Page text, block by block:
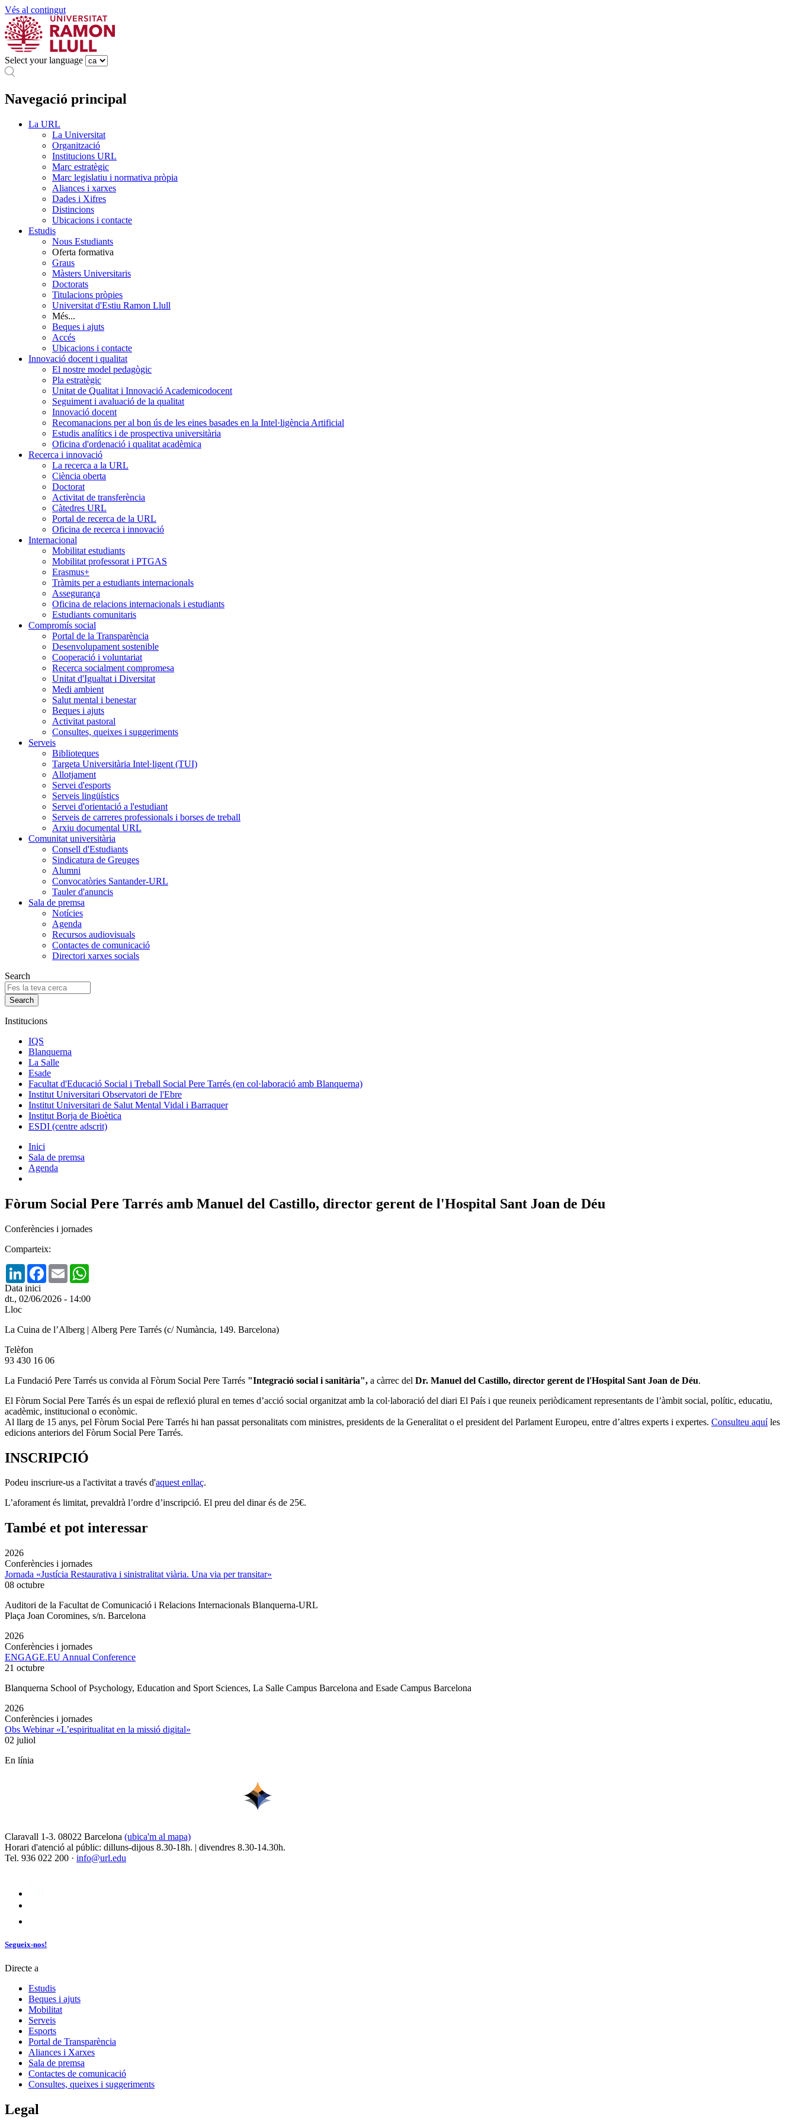
Vés al contingut
Select your language
Navegació principal
La URL
La Universitat
Organització
Institucions URL
Marc estratègic
Marc legislatiu i normativa pròpia
Aliances i xarxes
Dades i Xifres
Distincions
Ubicacions i contacte
Estudis
Nous Estudiants
Oferta formativa
Graus
Màsters Universitaris
Doctorats
Titulacions pròpies
Universitat d'Estiu Ramon Llull
Més...
Beques i ajuts
Accés
Ubicacions i contacte
Innovació docent i qualitat
El nostre model pedagògic
Pla estratègic
Unitat de Qualitat i Innovació Academicodocent
Seguiment i avaluació de la qualitat
Innovació docent
Recomanacions per al bon ús de les eines basades en la Intel·ligència Artificial
Estudis analítics i de prospectiva universitària
Oficina d'ordenació i qualitat acadèmica
Recerca i innovació
La recerca a la URL
Ciència oberta
Doctorat
Activitat de transferència
Càtedres URL
Portal de recerca de la URL
Oficina de recerca i innovació
Internacional
Mobilitat estudiants
Mobilitat professorat i PTGAS
Erasmus+
Tràmits per a estudiants internacionals
Assegurança
Oficina de relacions internacionals i estudiants
Estudiants comunitaris
Compromís social
Portal de la Transparència
Desenvolupament sostenible
Cooperació i voluntariat
Recerca socialment compromesa
Unitat d'Igualtat i Diversitat
Medi ambient
Salut mental i benestar
Beques i ajuts
Activitat pastoral
Consultes, queixes i suggeriments
Serveis
Biblioteques
Targeta Universitària Intel·ligent (TUI)
Allotjament
Servei d'esports
Serveis lingüístics
Servei d'orientació a l'estudiant
Serveis de carreres professionals i borses de treball
Arxiu documental URL
Comunitat universitària
Consell d'Estudiants
Sindicatura de Greuges
Alumni
Convocatòries Santander-URL
Tauler d'anuncis
Sala de premsa
Notícies
Agenda
Recursos audiovisuals
Contactes de comunicació
Directori xarxes socials
Search
Institucions
IQS
Blanquerna
La Salle
Esade
Facultat d'Educació Social i Treball Social Pere Tarrés (en col·laboració amb Blanquerna)
Institut Universitari Observatori de l'Ebre
Institut Universitari de Salut Mental Vidal i Barraquer
Institut Borja de Bioètica
ESDI (centre adscrit)
Inici
Sala de premsa
Agenda
Fòrum Social Pere Tarrés amb Manuel del Castillo, director gerent de l'Hospital Sant Joan de Déu
Conferències i jornades
Comparteix:
LinkedInFacebook
Email
Data inici
dt., 02/06/2026 - 14:00
Lloc
La Cuina de l’Alberg | Alberg Pere Tarrés (c/ Numància, 149. Barcelona)
Telèfon
93 430 16 06
La Fundació Pere Tarrés us convida al Fòrum Social Pere Tarrés "Integració social i sanitària", a càrrec del Dr. Manuel del Castillo, director gerent de l'Hospital Sant Joan de Déu.
El Fòrum Social Pere Tarrés és un espai de reflexió plural en temes d’acció social organitzat amb la col·laboració del diari El País i que reuneix periòdicament representants de l’àmbit social, polític, educatiu,
acadèmic, institucional o econòmic.
Al llarg de 15 anys, pel Fòrum Social Pere Tarrés hi han passat personalitats com ministres, presidents de la Generalitat o el president del Parlament Europeu, entre d’altres experts i expertes. Consulteu aquíles
edicions anteriors del Fòrum Social Pere Tarrés.
INSCRIPCIÓ
Podeu inscriure-us a l'activitat a través d'aquest enllaç.
L’aforament és limitat, prevaldrà l’ordre d’inscripció. El preu del dinar és de 25€.
També et pot interessar
2026
Conferències i jornades
Jornada «Justícia Restaurativa i sinistralitat viària. Una via per transitar»
08 octubre
Auditori de la Facultat de Comunicació i Relacions Internacionals Blanquerna-URL
Plaça Joan Coromines, s/n. Barcelona
2026
Conferències i jornades
ENGAGE.EU Annual Conference
21 octubre
Blanquerna School of Psychology, Education and Sport Sciences, La Salle Campus Barcelona and Esade Campus Barcelona
2026
Conferències i jornades
Obs Webinar «L’espiritualitat en la missió digital»
02 juliol
En línia
Claravall 1-3. 08022 Barcelona (ubica'm al mapa)
Horari d'atenció al públic: dilluns-dijous 8.30-18h. | divendres 8.30-14.30h.
Tel. 936 022 200 · info@url.edu
Segueix-nos!
Directe a
Estudis
Beques i ajuts
Mobilitat
Serveis
Esports
Portal de Transparència
Aliances i Xarxes
Sala de premsa
Contactes de comunicació
Consultes, queixes i suggeriments
Legal